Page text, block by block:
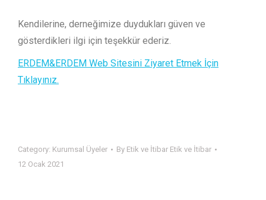
Kendilerine, derneğimize duydukları güven ve
gösterdikleri ilgi için teşekkür ederiz.
ERDEM&ERDEM Web Sitesini Ziyaret Etmek İçin
Tıklayınız.
Category: Kurumsal Üyeler By Etik ve İtibar Etik ve İtibar
12 Ocak 2021